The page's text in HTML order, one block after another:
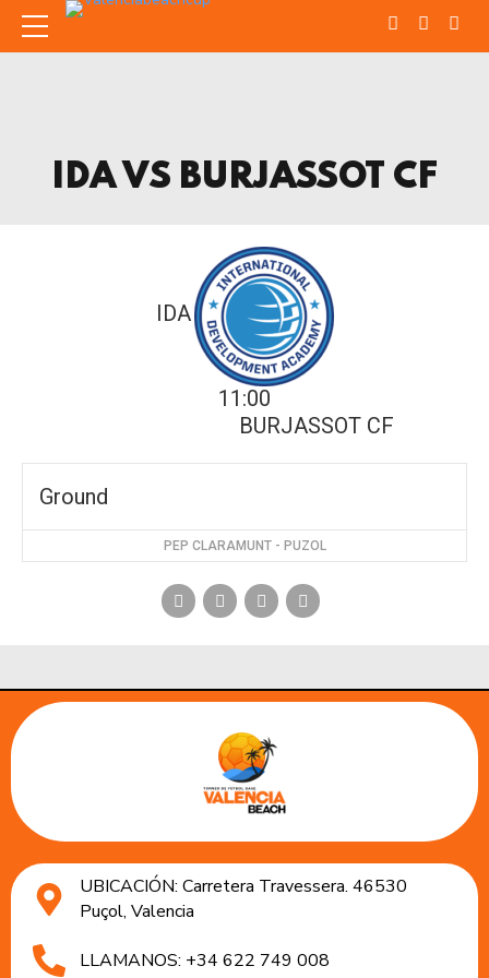
IDA VS BURJASSOT CF
IDA
11:00
BURJASSOT CF
Ground
PEP CLARAMUNT - PUZOL
UBICACIÓN: Carretera Travessera. 46530
Puçol, Valencia
LLAMANOS: +34 622 749 008